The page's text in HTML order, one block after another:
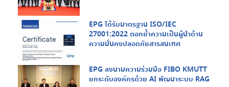
EPG ได้รับมาตรฐาน ISO/IEC
27001:2022 ตอกย้ำความเป็นผู้นำด้าน
ความมั่นคงปลอดภัยสารสนเทศ
EPG ลงนามความร่วมมือ FIBO KMUTT
ยกระดับองค์กรด้วย AI พัฒนาระบบ RAG